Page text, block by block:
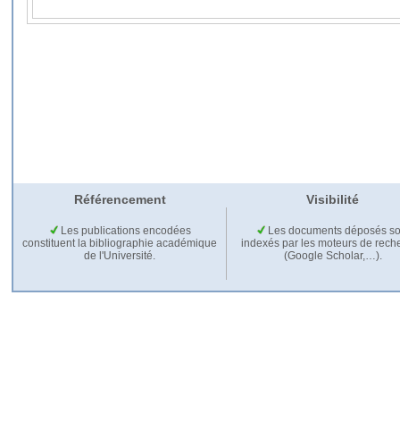
Référencement Visibilité
Les publications encodées
constituent la bibliographie académique
de l'Université.
Les documents déposés
indexés par les moteurs de
(Google Scholar,…).